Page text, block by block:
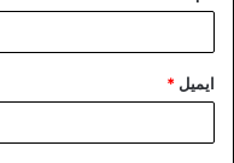
ایمیل *